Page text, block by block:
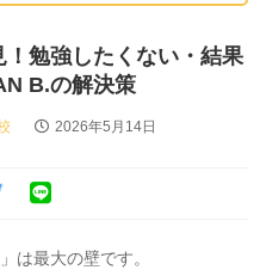
勉強したくない・結果
B.の解決策
2026年5月14日
は最大の壁です。